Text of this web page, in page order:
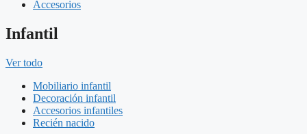
Accesorios
Infantil
Ver todo
Mobiliario infantil
Decoración infantil
Accesorios infantiles
Recién nacido